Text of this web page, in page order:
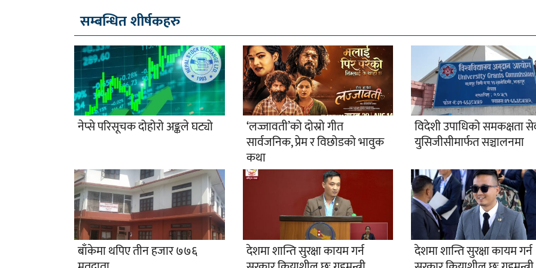
सम्बन्धित शीर्षकहरु
नेप्से परिसूचक दोहोरो अङ्कले घट्यो ‘लज्जावती’को दोस्रो गीत
सार्वजनिक, प्रेम र विछोडको भावुक
कथा
विदेशी उपाधिको समकक्षता
युसिजीसीमार्फत सञ्चालनमा
बाँकेमा थपिए तीन हजार ७७६ देशमा शान्ति सुरक्षा कायम गर्न देशमा शान्ति सुरक्षा कायम गर्न